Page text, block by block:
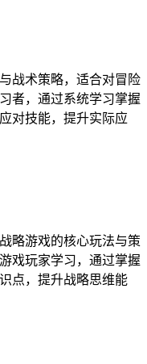
战术策略，适合对冒险
者，通过系统学习掌握
对技能，提升实际应
略游戏的核心玩法与策
戏玩家学习，通过掌握
点，提升战略思维能